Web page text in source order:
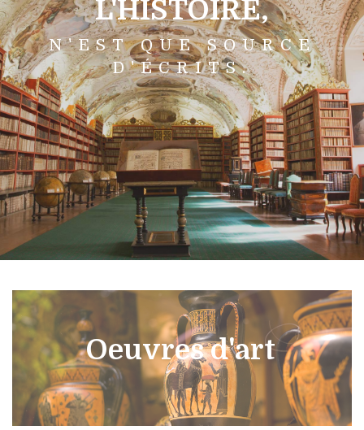
L'HISTOIRE,
N'EST QUE SOURCE
D'ÉCRITS.
Oeuvres d'art